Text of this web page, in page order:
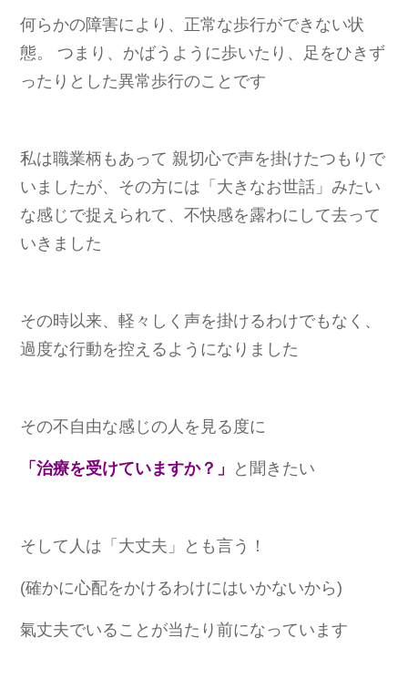
何らかの障害により、正常な歩行ができない状
態。 つまり、かばうように歩いたり、足をひきず
ったりとした異常歩行のことです
私は職業柄もあって 親切心で声を掛けたつもりで
いましたが、その方には「大きなお世話」みたい
な感じで捉えられて、不快感を露わにして去って
いきました
その時以来、軽々しく声を掛けるわけでもなく、
過度な行動を控えるようになりました
その不自由な感じの人を見る度に
「治療を受けていますか？」 と聞きたい
そして人は「大丈夫」とも言う！
(確かに心配をかけるわけにはいかないから)
氣丈夫でいることが当たり前になっています